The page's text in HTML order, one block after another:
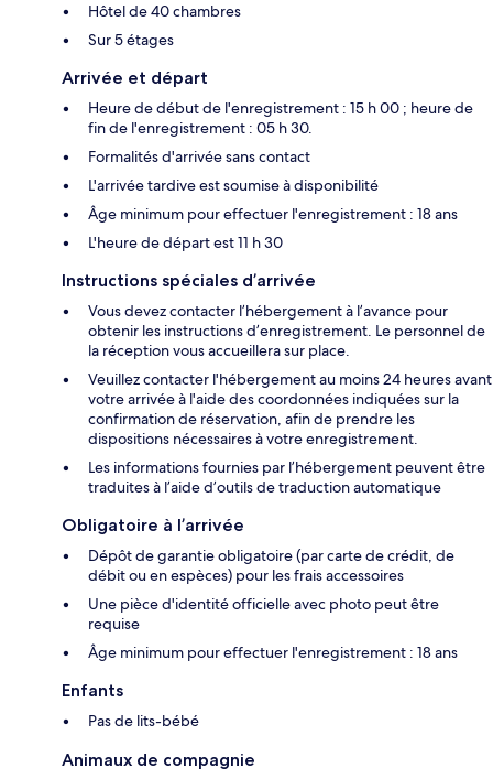
Hôtel de 40 chambres
Sur 5 étages
Arrivée et départ
Heure de début de l'enregistrement : 15 h 00 ; heure de
fin de l'enregistrement : 05 h 30.
Formalités d'arrivée sans contact
L'arrivée tardive est soumise à disponibilité
Âge minimum pour effectuer l'enregistrement : 18 ans
L'heure de départ est 11 h 30
Instructions spéciales d’arrivée
Vous devez contacter l’hébergement à l’avance pour
obtenir les instructions d’enregistrement. Le personnel de
la réception vous accueillera sur place.
Veuillez contacter l'hébergement au moins 24 heures avant
votre arrivée à l'aide des coordonnées indiquées sur la
confirmation de réservation, afin de prendre les
dispositions nécessaires à votre enregistrement.
Les informations fournies par l’hébergement peuvent être
traduites à l’aide d’outils de traduction automatique
Obligatoire à l’arrivée
Dépôt de garantie obligatoire (par carte de crédit, de
débit ou en espèces) pour les frais accessoires
Une pièce d'identité officielle avec photo peut être
requise
Âge minimum pour effectuer l'enregistrement : 18 ans
Enfants
Pas de lits-bébé
Animaux de compagnie